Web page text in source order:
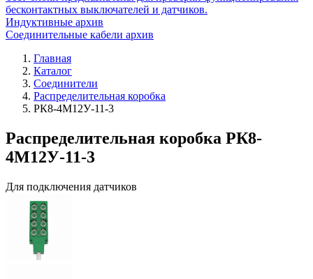
бесконтактных выключателей и датчиков.
Индуктивные архив
Соединительные кабели архив
Главная
Каталог
Соединители
Распределительная коробка
РК8-4М12У-11-3
Распределительная коробка РК8-
4М12У-11-3
Для подключения датчиков